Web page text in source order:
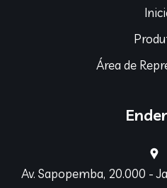
Área de
Av. Sapopemba, 20.000 -